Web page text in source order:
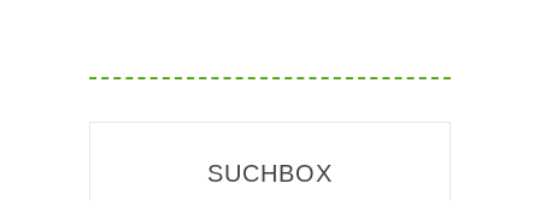
SUCHBOX